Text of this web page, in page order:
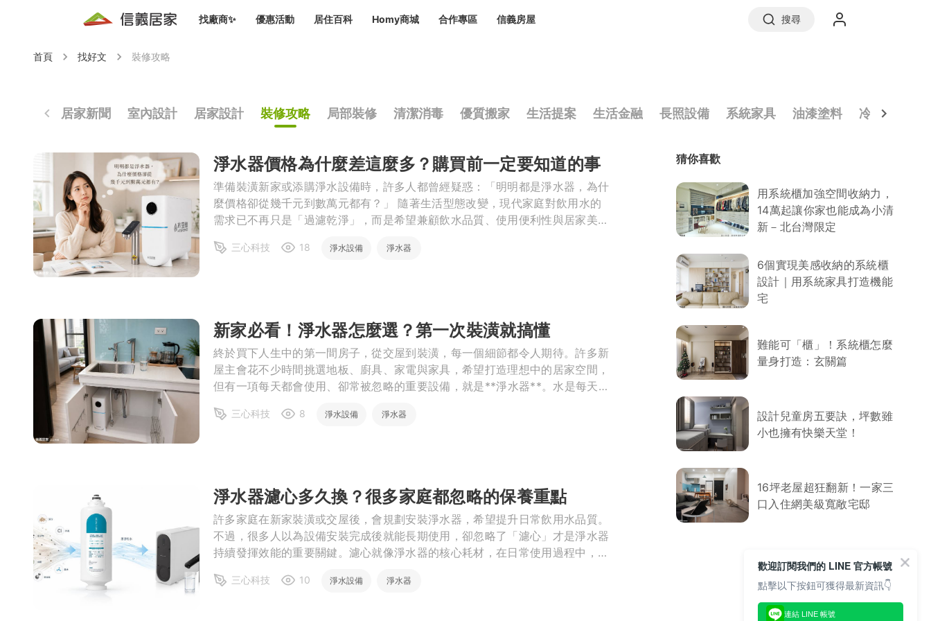
找廠商✨
設計裝潢
室內設計 軟裝設計包租代管
優惠活動
冷氣清洗(限時優惠)新會員大禮包免費居住好生活講座服務滿意度抽獎 電子報隱藏優惠
信義客戶優惠
信義成交客戶福利專區
居住百科
室內設計 居家設計裝修攻略生活提案 居家新聞
優質搬家驗屋服務
清潔除蟲
局部修繕
局部裝修
Homy商城 合作專區 信義房屋 搜尋
首頁 找好文 裝修攻略
居家新聞 室內設計 居家設計 裝修攻略 局部裝修 清潔消毒 優質搬家 生活提案 生活金融 長照設備 系統家具 油漆塗料 冷氣清洗
淨水器價格為什麼差這麼多？購買前一定要知道的事
準備裝潢新家或添購淨水設備時，許多人都曾經疑惑：「明明都是淨水器，為什
麼價格卻從幾千元到數萬元都有？」 隨著生活型態改變，現代家庭對飲用水的
需求已不再只是「過濾乾淨」，而是希望兼顧飲水品質、使用便利性與居家美
水及智慧控制等多功能
三心科技 18 淨水設備 淨水器
新家必看！淨水器怎麼選？第一次裝潢就搞懂
終於買下人生中的第一間房子，從交屋到裝潢，每一個細節都令人期待。許多新
屋主會花不少時間挑選地板、廚具、家電與家具，希望打造理想中的居家空間，
但有一項每天都會使用、卻常被忽略的重要設備，就是**淨水器**。水是每天都
庭用水品質息息相
三心科技 8 淨水設備 淨水器
淨水器濾心多久換？很多家庭都忽略的保養重點
許多家庭在新家裝潢或交屋後，會規劃安裝淨水器，希望提升日常飲用水品質。
不過，很多人以為設備安裝完成後就能長期使用，卻忽略了「濾心」才是淨水器
持續發揮效能的重要關鍵。濾心就像淨水器的核心耗材，在日常使用過程中，會
會逐漸達到使用期限。
三心科技 10 淨水設備 淨水器
猜你喜歡
用系統櫃加強空間收納力，
14萬起讓你家也能成為小清
新－北台灣限定
6個實現美感收納的系統櫃
設計｜用系統家具打造機能
宅
難能可「櫃」！系統櫃怎麼
量身打造：玄關篇
設計兒童房五要訣，坪數雖
小也擁有快樂天堂！
16坪老屋超狂翻新！一家三
口入住網美級寬敞宅邸
歡迎訂閱我們的 LINE 官方帳號
點擊以下按鈕可獲得最新資訊👇
連結 LINE 帳號